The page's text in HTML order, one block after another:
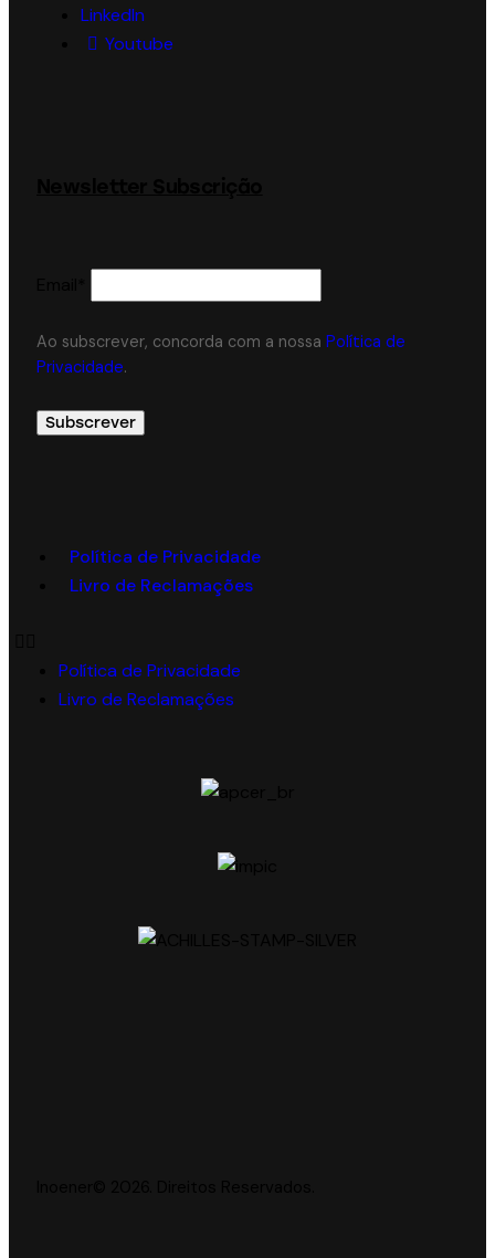
LinkedIn
Youtube
Ao subscrever, concorda com a nossa Política de
Privacidade.
Política de Privacidade
Livro de Reclamações
Política de Privacidade
Livro de Reclamações